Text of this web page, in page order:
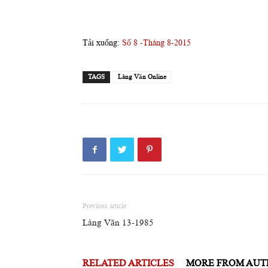
Tải xuống: Số 8 -Tháng 8-2015
TAGS Làng Văn Online
Previous article
Làng Văn 13-1985
RELATED ARTICLES MORE FROM